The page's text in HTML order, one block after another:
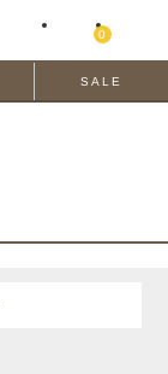
0
SALE